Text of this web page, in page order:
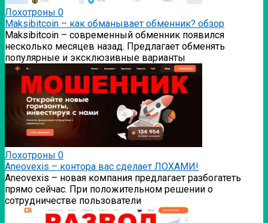
Лохотроны 0
Мaksibitcoin – как обманывает обменник? обзор
Мaksibitcoin – современный обменник появился
несколько месяцев назад. Предлагает обменять
популярные и эксклюзивные варианты
Лохотроны 0
Аneovexis – контора вас сделает ЛОХАМИ!
Аneovexis – новая компания предлагает разбогатеть
прямо сейчас. При положительном решении о
сотрудничестве пользователи